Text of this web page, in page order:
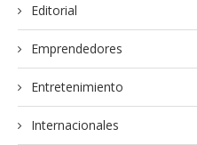
Editorial
Emprendedores
Entretenimiento
Internacionales